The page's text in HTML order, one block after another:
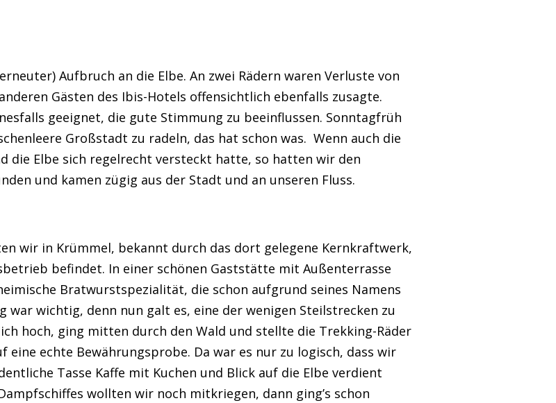
Aufbruch an die Elbe. An zwei Rädern waren Verluste von
Gästen des Ibis-Hotels offensichtlich ebenfalls zusagte.
geeignet, die gute Stimmung zu beeinflussen. Sonntagfrüh
Großstadt zu radeln, das hat schon was. Wenn auch die
die Elbe sich regelrecht versteckt hatte, so hatten wir den
und kamen zügig aus der Stadt und an unseren Fluss.
wir in Krümmel, bekannt durch das dort gelegene Kernkraftwerk,
befindet. In einer schönen Gaststätte mit Außenterrasse
Bratwurstspezialität, die schon aufgrund seines Namens
war wichtig, denn nun galt es, eine der wenigen Steilstrecken zu
hoch, ging mitten durch den Wald und stellte die Trekking-Räder
eine echte Bewährungsprobe. Da war es nur zu logisch, dass wir
Tasse Kaffe mit Kuchen und Blick auf die Elbe verdient
wollten wir noch mitkriegen, dann ging’s schon